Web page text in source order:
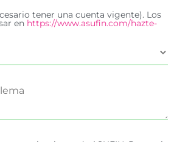
tener una cuenta vigente). Los
en https://www.asufin.com/hazte-